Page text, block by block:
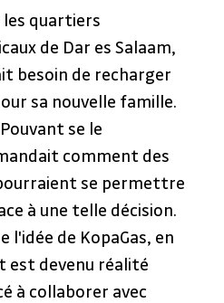
les quartiers
de Dar es Salaam,
besoin de recharger
sa nouvelle famille.
se le
comment des
se permettre
à une telle décision.
l'idée de KopaGas, en
est devenu réalité
à collaborer avec